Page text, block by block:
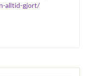
alltid-gjort/